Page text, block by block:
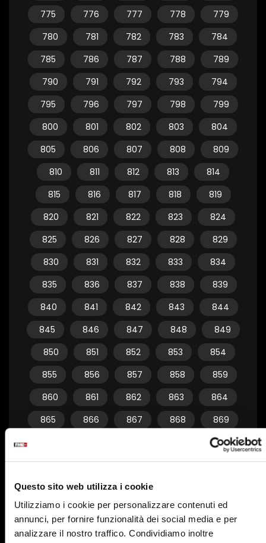
Questo sito web utilizza i cookie
Utilizziamo i cookie per personalizzare contenuti ed
annunci, per fornire funzionalità dei social media e per
analizzare il nostro traffico. Condividiamo inoltre
775
776 777 778
779
780
781 782 783
784
785
786 787 788
789
790
791 792 793
794
795
796 797 798
799
800
801 802 803
804
805
806 807 808
809
810
811 812 813
814
815
816 817 818
819
820
821 822 823
824
825
826 827 828
829
830
831 832 833
834
835
836 837 838
839
840
841 842 843
844
845
846 847 848
849
850
851 852 853
854
855
856 857 858
859
860
861 862 863
864
865
866 867 868
869
874
875
876 877 878
879
880
881 882
885
886 887 888
889
890
891 892 893 894